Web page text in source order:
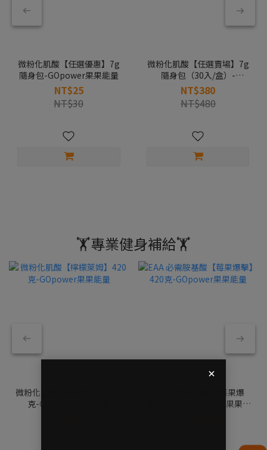
微粉化肌酸【任選優惠】7g
隨身包-GOpower果果能量
NT$25
NT$30
微粉化肌酸【任選賣場】7g
隨身包（30入/盒）-
GOpower果果能量
NT$380
NT$480
🏋️專業健身補給🏋️
微粉化肌酸【檸檬萊姆】420
克-GOpower果果能量
EAA 必需胺基酸【莓果爆
擊】420克-GOpower果果能